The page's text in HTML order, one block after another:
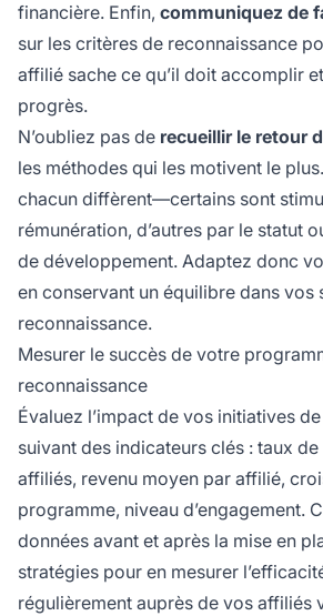
financière. Enfin, communiquez de
sur les critères de reconnaissance
affilié sache ce qu’il doit accomplir
progrès.
N’oubliez pas de recueillir le retour
les méthodes qui les motivent le
chacun diffèrent—certains sont
rémunération, d’autres par le statut
de développement. Adaptez donc
en conservant un équilibre dans vos
reconnaissance.
Mesurer le succès de votre
reconnaissance
Évaluez l’impact de vos initiatives
suivant des indicateurs clés : taux
affiliés, revenu moyen par affilié,
programme, niveau d’engagement.
données avant et après la mise en
stratégies pour en mesurer
régulièrement auprès de vos affiliés